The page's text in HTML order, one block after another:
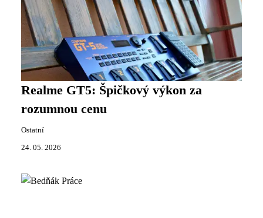
Realme GT5: Špičkový výkon za
rozumnou cenu
Ostatní
24. 05. 2026